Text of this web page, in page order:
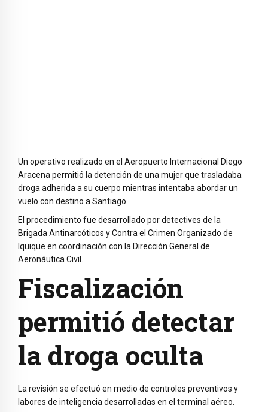
Un operativo realizado en el Aeropuerto Internacional Diego
Aracena permitió la detención de una mujer que trasladaba
droga adherida a su cuerpo mientras intentaba abordar un
vuelo con destino a Santiago.
El procedimiento fue desarrollado por detectives de la
Brigada Antinarcóticos y Contra el Crimen Organizado de
Iquique en coordinación con la Dirección General de
Aeronáutica Civil
Fiscalización
permitió detectar
la droga oculta
La revisión se efectuó en medio de controles preventivos y
labores de inteligencia desarrolladas en el terminal aéreo.